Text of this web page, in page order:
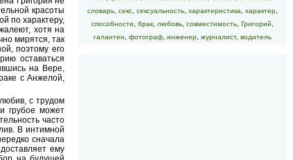
красоты
по характеру,
хотя на
мирятся, так
поэтому его
оставаться
на Вере,
с Анжелой,
с трудом
грубое может
часто
В интимной
сначала
ему
словарь, секс, сексуальность, характеристика характер,
способности
брак, любовь, совместимость, Григорий
галантен
фотограф, инженер, журналист, водитель